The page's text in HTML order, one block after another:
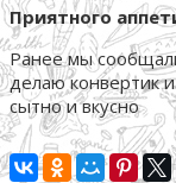
Приятного
Ранее мы
делаю конвертик
сытно и вкусно